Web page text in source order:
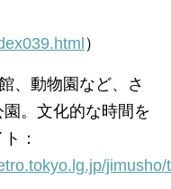
）
、動物園など、さ
。文化的な時間を
：